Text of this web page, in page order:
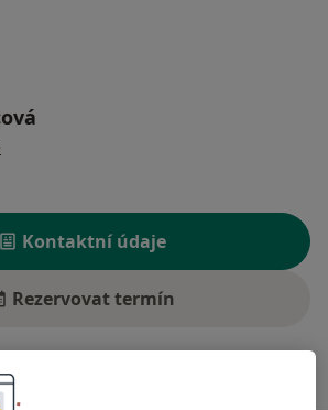
Kontaktní údaje
Rezervovat termín
Adresy